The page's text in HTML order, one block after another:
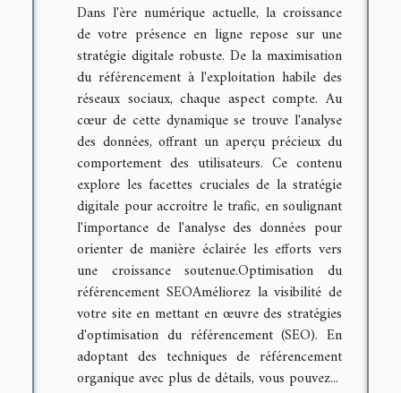
Dans l'ère numérique actuelle, la croissance
de votre présence en ligne repose sur une
stratégie digitale robuste. De la maximisation
du référencement à l'exploitation habile des
réseaux sociaux, chaque aspect compte. Au
cœur de cette dynamique se trouve l'analyse
des données, offrant un aperçu précieux du
comportement des utilisateurs. Ce contenu
explore les facettes cruciales de la stratégie
digitale pour accroître le trafic, en soulignant
l'importance de l'analyse des données pour
orienter de manière éclairée les efforts vers
une croissance soutenue.Optimisation du
référencement SEOAméliorez la visibilité de
votre site en mettant en œuvre des stratégies
d'optimisation du référencement (SEO). En
adoptant des techniques de référencement
organique avec plus de détails, vous pouvez...